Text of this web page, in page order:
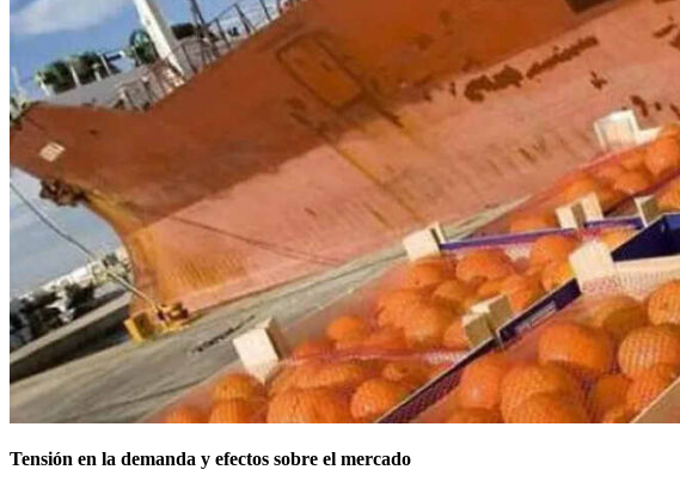
Tensión en la demanda y efectos sobre el mercado